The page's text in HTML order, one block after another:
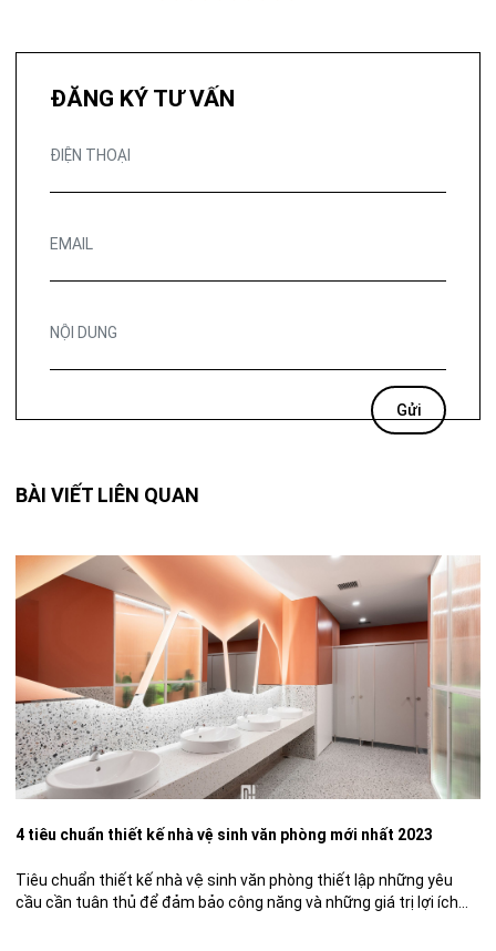
ĐĂNG KÝ TƯ VẤN
BÀI VIẾT LIÊN QUAN
4 tiêu chuẩn thiết kế nhà vệ sinh văn phòng mới nhất 2023
Tiêu chuẩn thiết kế nhà vệ sinh văn phòng thiết lập những yêu
cầu cần tuân thủ để đảm bảo công năng và những giá trị lợi ích